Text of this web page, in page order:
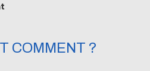
COMMENT ?